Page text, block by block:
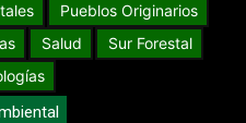
Pueblos Originarios
Salud
Sur Forestal